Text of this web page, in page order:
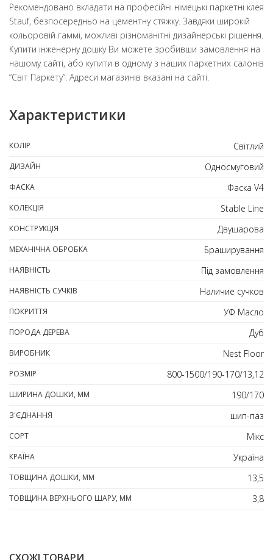
Рекомендовано вкладати на професійні німецькі паркетні клея
Stauf, безпосередньо на цементну стяжку. Завдяки широкій
кольоровій гаммі, можливі різноманітні дизайнерські рішення.
Купити інженерну дошку Ви можете зробивши замовлення на
нашому сайті, або купити в одному з наших паркетних салонів
“Світ Паркету”. Адреси магазинів вказані на сайті.
Характеристики
КОЛІР Світлий
ДИЗАЙН Односмуговий
ФАСКА Фаска V4
КОЛЕКЦІЯ Stable Line
КОНСТРУКЦІЯ Двушарова
МЕХАНІЧНА ОБРОБКА Браширування
НАЯВНІСТЬ Під замовлення
НАЯВНІСТЬ СУЧКІВ Наличие сучков
ПОКРИТТЯ УФ Масло
ПОРОДА ДЕРЕВА Дуб
ВИРОБНИК Nest Floor
РОЗМІР 800-1500/190-170/13,12
ШИРИНА ДОШКИ, ММ 190/170
З'ЄДНАННЯ шип-паз
СОРТ Мікс
КРАЇНА Україна
ТОВЩИНА ДОШКИ, ММ 13,5
ТОВЩИНА ВЕРХНЬОГО ШАРУ, ММ 3,8